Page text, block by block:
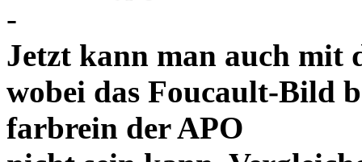
-
Jetzt kann man auch mit
wobei das Foucault-Bild
farbrein der APO